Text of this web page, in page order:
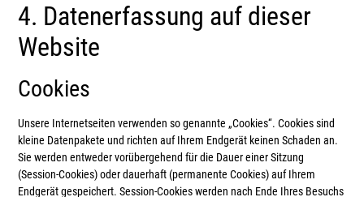
4. Datenerfassung auf dieser
Website
Cookies
Unsere Internetseiten verwenden so genannte „Cookies“. Cookies sind
kleine Datenpakete und richten auf Ihrem Endgerät keinen Schaden an.
Sie werden entweder vorübergehend für die Dauer einer Sitzung
(Session-Cookies) oder dauerhaft (permanente Cookies) auf Ihrem
Endgerät gespeichert. Session-Cookies werden nach Ende Ihres Besuchs